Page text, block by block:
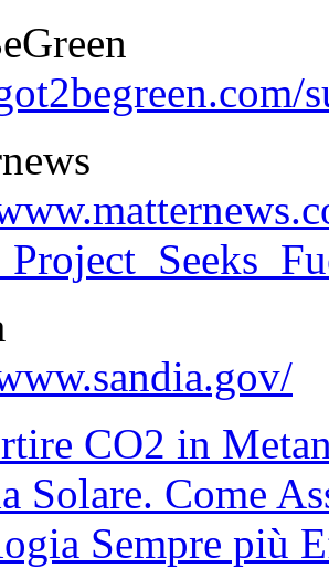
CO2 in
Solare. Come
Sempre più